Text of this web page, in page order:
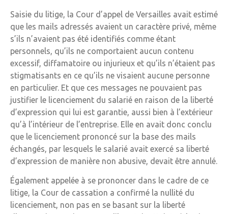
Saisie du litige, la Cour d’appel de Versailles avait estimé
que les mails adressés avaient un caractère privé, même
s’ils n’avaient pas été identifiés comme étant
personnels, qu’ils ne comportaient aucun contenu
excessif, diffamatoire ou injurieux et qu’ils n’étaient pas
stigmatisants en ce qu’ils ne visaient aucune personne
en particulier. Et que ces messages ne pouvaient pas
justifier le licenciement du salarié en raison de la liberté
d’expression qui lui est garantie, aussi bien à l’extérieur
qu’à l’intérieur de l’entreprise. Elle en avait donc conclu
que le licenciement prononcé sur la base des mails
échangés, par lesquels le salarié avait exercé sa liberté
d’expression de manière non abusive, devait être annulé.
Également appelée à se prononcer dans le cadre de ce
litige, la Cour de cassation a confirmé la nullité du
licenciement, non pas en se basant sur la liberté